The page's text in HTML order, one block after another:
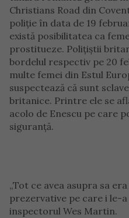
Christians Road din
poliție în data de 19
există posibilitatea ca
prostitueze. Polițiștii
bordelul respectiv pe 20
multe femei din Estul
suspectează că sunt
britanice. Printre ele se
acolo de Enescu pe care
siguranță.
„Tot ce avea asupra sa
prezervative pe care i le-a
inspectorul Wes Martin.